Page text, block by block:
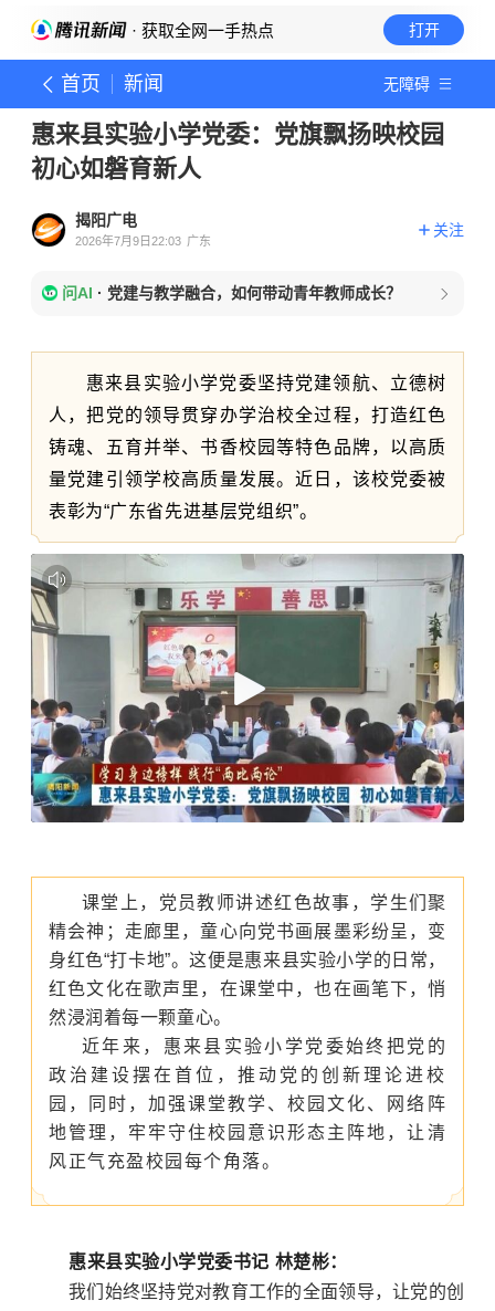
· 获取全网一手热点 打开
首页 新闻 无障碍
惠来县实验小学党委：党旗飘扬映校园
初心如磐育新人
揭阳广电
2026年7月9日22:03 广东
关注
问AI · 党建与教学融合，如何带动青年教师成长？
惠来县实验小学党委坚持党建领航、立德树
人，把党的领导贯穿办学治校全过程，打造红色
铸魂、五育并举、书香校园等特色品牌，以高质
量党建引领学校高质量发展。近日，该校党委被
表彰为“广东省先进基层党组织”。
课堂上，党员教师讲述红色故事，学生们聚
精会神；走廊里，童心向党书画展墨彩纷呈，变
身红色“打卡地”。这便是惠来县实验小学的日常，
红色文化在歌声里，在课堂中，也在画笔下，悄
然浸润着每一颗童心。
近年来，惠来县实验小学党委始终把党的
政治建设摆在首位，推动党的创新理论进校
园，同时，加强课堂教学、校园文化、网络阵
地管理，牢牢守住校园意识形态主阵地，让清
风正气充盈校园每个角落。
惠来县实验小学党委书记 林楚彬：
我们始终坚持党对教育工作的全面领导，让党的创